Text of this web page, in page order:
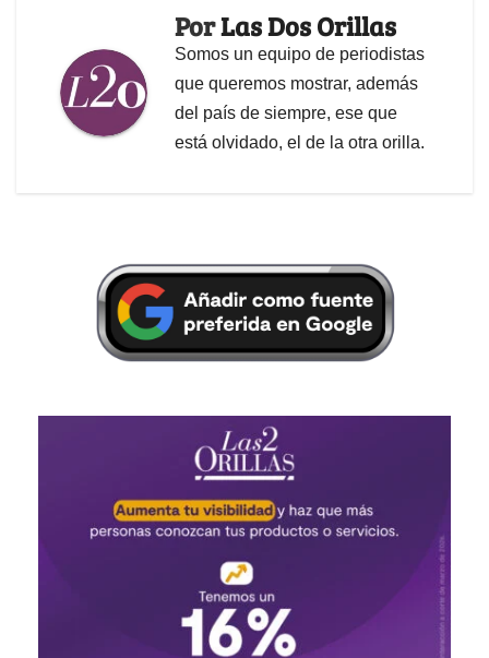
PorLas Dos Orillas
Somos un equipo de periodistas
que queremos mostrar, además
del país de siempre, ese que
está olvidado, el de la otra orilla.